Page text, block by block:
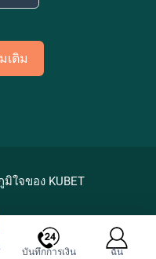
เติม
ใจของ KUBET
บันทึกการเงิน ฉัน